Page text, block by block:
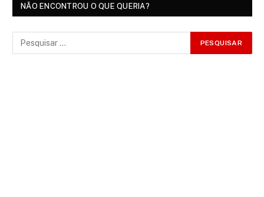
NÃO ENCONTROU O QUE QUERIA?